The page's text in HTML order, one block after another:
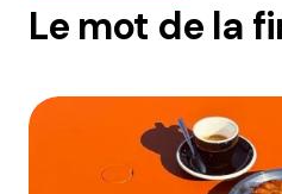
Le mot de la